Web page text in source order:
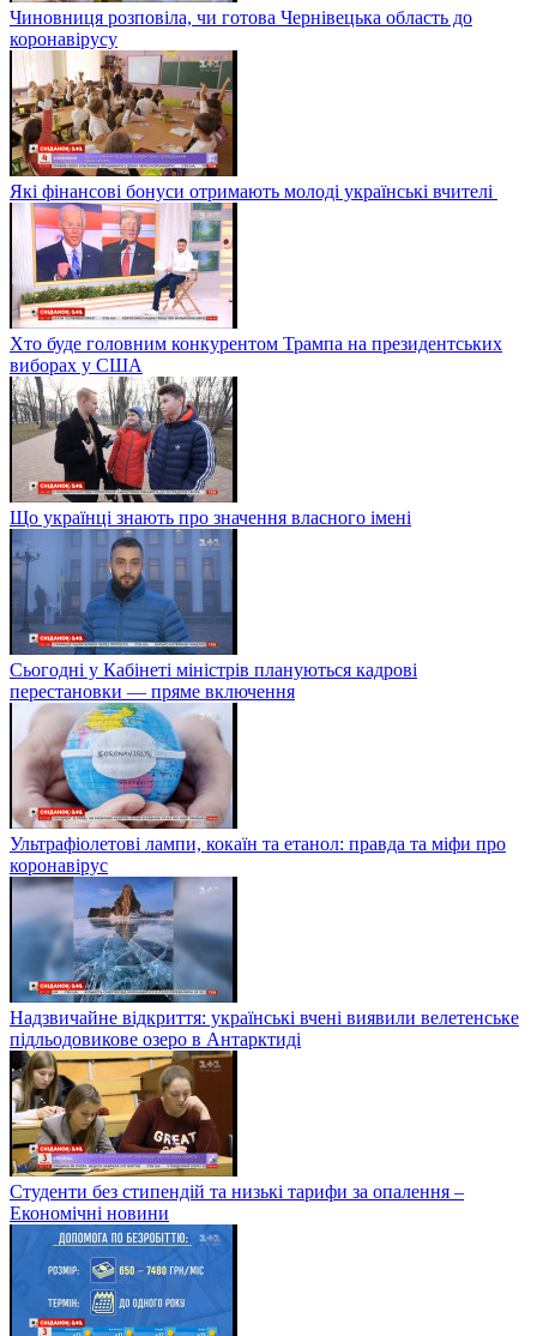
Чиновниця розповіла, чи готова Чернівецька область до
коронавірусу
Які фінансові бонуси отримають молоді українські вчителі
Хто буде головним конкурентом Трампа на президентських
виборах у США
Що українці знають про значення власного імені
Сьогодні у Кабінеті міністрів плануються кадрові
перестановки — пряме включення
Ультрафіолетові лампи, кокаїн та етанол: правда та міфи про
коронавірус
Надзвичайне відкриття: українські вчені виявили велетенське
підльодовикове озеро в Антарктиді
Студенти без стипендій та низькі тарифи за опалення –
Економічні новини